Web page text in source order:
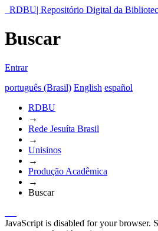
RDBU| Repositório Digital da
Buscar
Entrar
português (Brasil) English español
RDBU
→
Rede Jesuíta Brasil
→
Unisinos
→
Produção Acadêmica
→
Buscar
JavaScript is disabled for your browser.